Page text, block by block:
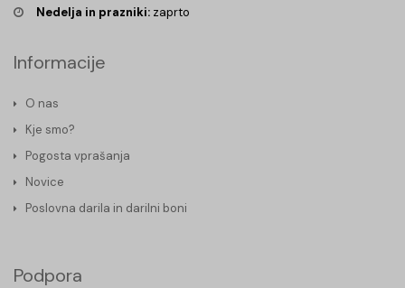
Nedelja in prazniki: zaprto
Informacije
O nas
Kje smo?
Pogosta vprašanja
Novice
Poslovna darila in darilni boni
Podpora